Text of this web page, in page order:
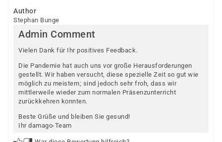
Author
Stephan Bunge
Admin Comment
Vielen Dank für Ihr positives Feedback.
Die Pandemie hat auch uns vor große Herausforderungen
gestellt. Wir haben versucht, diese spezielle Zeit so gut wie
möglich zu meistern; sind jedoch sehr froh, dass wir
mittlerweile wieder zum normalen Präsenzunterricht
zurückkehren konnten.
Beste Grüße und bleiben Sie gesund!
Ihr damago-Team